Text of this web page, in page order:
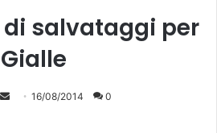
di salvataggi per
16/08/2014 0